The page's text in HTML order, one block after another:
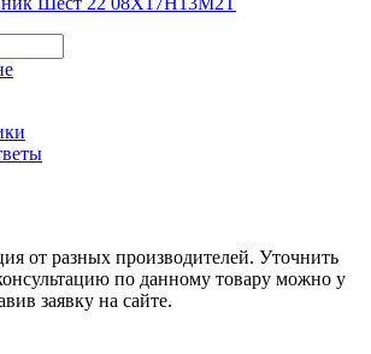
от разных производителей. Уточнить
по данному товару можно у
заявку на сайте.